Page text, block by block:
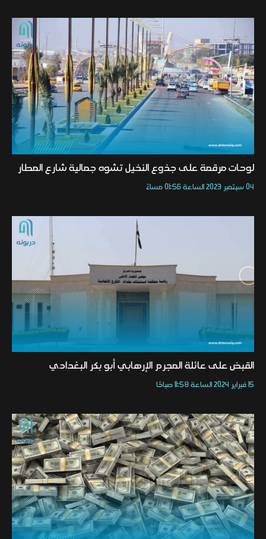
لوحات مرقمة على جذوع النخيل تشوه جمالية شارع المطار
04 سبتمبر 2023 الساعة 01:56 مساءً
القبض على عائلة المجرم الإرهابي أبو بكر البغدادي
15 فبراير 2024 الساعة 11:58 صباحًا